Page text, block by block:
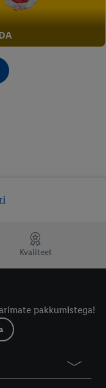
6.08
Kodu & sisustus
Kvaliteet
pakkumistega!